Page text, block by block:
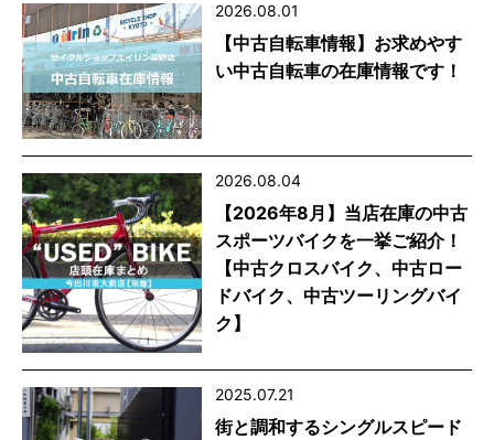
2026.08.01
【中古自転車情報】お求めやす
い中古自転車の在庫情報です！
2026.08.04
【2026年8月】当店在庫の中古
スポーツバイクを一挙ご紹介！
【中古クロスバイク、中古ロー
ドバイク、中古ツーリングバイ
ク】
2025.07.21
街と調和するシングルスピード